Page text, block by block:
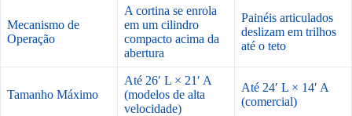
Mecanismo de
Operação
A cortina se enrola
em um cilindro
compacto acima da
abertura
Painéis articulados
deslizam em trilhos
até o teto
Tamanho Máximo
Até 26′ L × 21′ A
(modelos de alta
velocidade)
Até 24′ L × 14′ A
(comercial)